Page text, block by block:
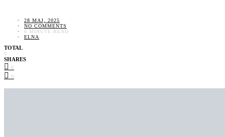
28 MAJ, 2025
NO COMMENTS
0 MINUTE READ
ELNA
TOTAL
0
SHARES
0
0